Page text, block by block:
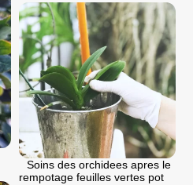
Soins des orchidees apres le
rempotage feuilles vertes pot